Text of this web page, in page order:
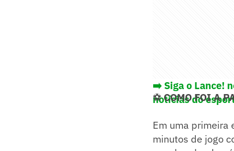
➡️ Siga o Lance!
notícias do
⚽COMO FOI A
Em uma primeira
minutos de jogo